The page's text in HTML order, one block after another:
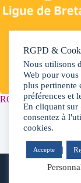
ROSPORDEN- 11
2026-02-26
Mentions
RGPD &
Nous utilisons
Web pour
plus pertinente
préférences et
En cliquant sur
consentez à
cookies.
Accepte |